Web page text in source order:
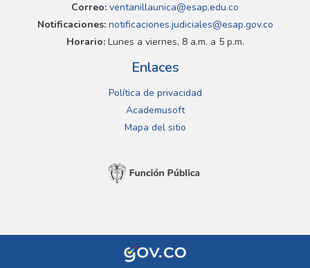
Correo: ventanillaunica@esap.edu.co
Notificaciones:notificaciones.judiciales@esap.gov.co
Horario:Lunes a viernes, 8 a.m. a 5 p.m.
Enlaces
Política de privacidad
Academusoft
Mapa del sitio